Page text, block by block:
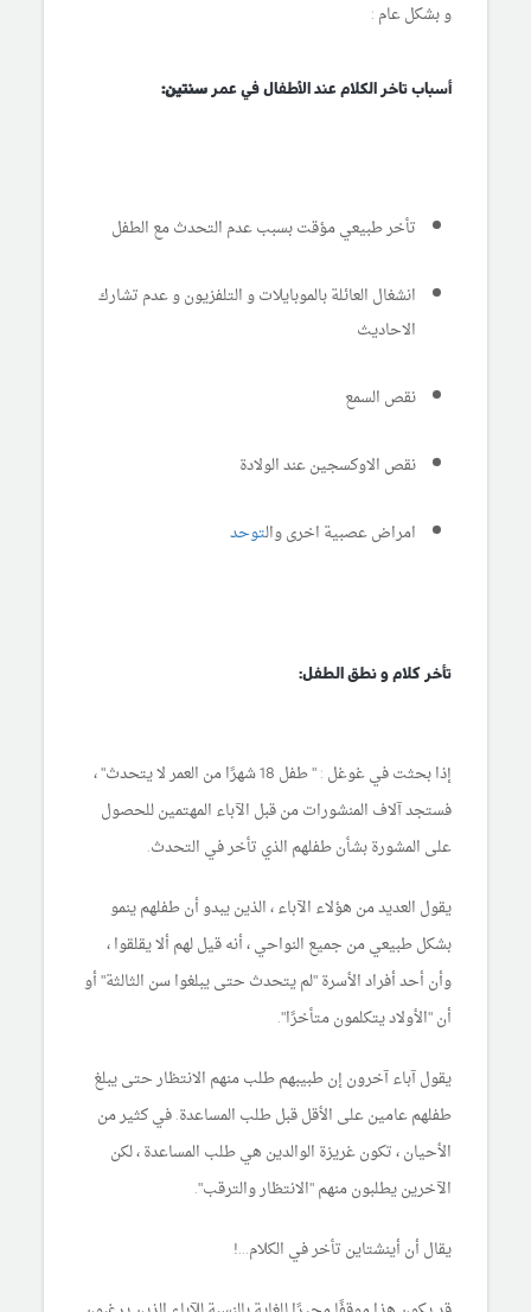
و بشكل عام :
أسباب تاخر الكلام عند الأطفال في عمرسنتين:
تأخر طبيعي مؤقت بسبب عدم التحدث مع الطفل
انشغال العائلة بالموبايلات و التلفزيون و عدم تشارك
الاحاديث
نقص السمع
نقص الاوكسجين عند الولادة
امراض عصبية اخرى والتوحد
تأخر كلام و نطق الطفل:
إذا بحثت في غوغل : " طفل 18 شهرًا من العمر لا يتحدث" ،
فستجد آلاف المنشورات من قبل الآباء المهتمين للحصول
على المشورة بشأن طفلهم الذي تأخر في التحدث.
يقول العديد من هؤلاء الآباء ، الذين يبدو أن طفلهم ينمو
بشكل طبيعي من جميع النواحي ، أنه قيل لهم ألا يقلقوا ،
وأن أحد أفراد الأسرة "لم يتحدث حتى يبلغوا سن الثالثة" أو
أن "الأولاد يتكلمون متأخرًا".
يقول آباء آخرون إن طبيبهم طلب منهم الانتظار حتى يبلغ
طفلهم عامين على الأقل قبل طلب المساعدة. في كثير من
الأحيان ، تكون غريزة الوالدين هي طلب المساعدة ، لكن
الآخرين يطلبون منهم "الانتظار والترقب".
يقال أن أينشتاين تأخر في الكلام...!